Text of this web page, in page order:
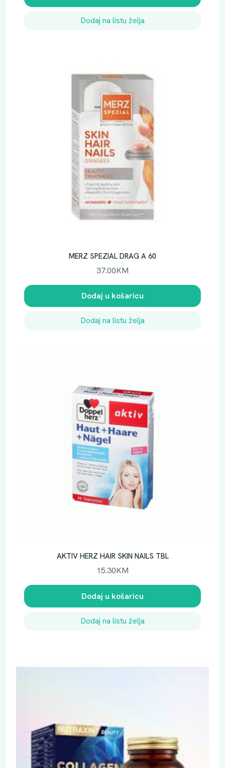
Dodaj na listu želja
MERZ SPEZIAL DRAG A 60
37.00KM
Dodaj u košaricu
Dodaj na listu želja
AKTIV HERZ HAIR SKIN NAILS TBL
15.30KM
Dodaj u košaricu
Dodaj na listu želja